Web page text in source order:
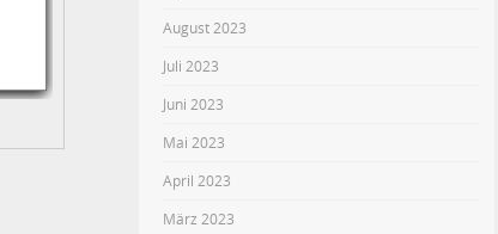
August 2023
Juli 2023
Juni 2023
Mai 2023
April 2023
März 2023